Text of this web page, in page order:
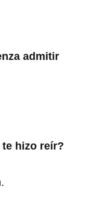
admitir
hizo reír?